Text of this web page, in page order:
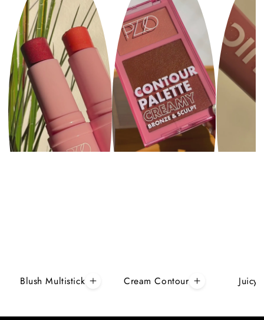
Blush Multistick Cream Contour Juicy